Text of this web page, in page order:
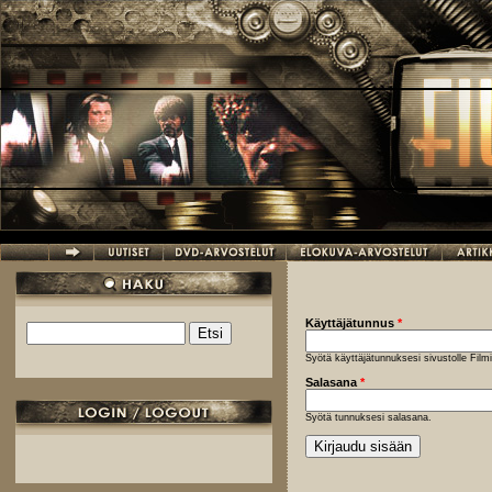
Hyppää pääsisältöön
Hakulomake
Käyttäjätunnus *
Syötä käyttäjätunnuksesi sivustolle
Salasana *
Syötä tunnuksesi salasana.